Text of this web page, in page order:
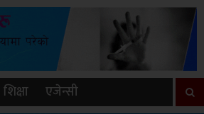
शिक्षा एजेन्सी